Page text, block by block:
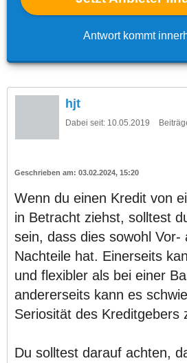
Antwort kommt
hjt
Dabei seit: 10.05.2019
03.02.2024, 15:20
Wenn du einen Kredit von
in Betracht ziehst, solltest
sein, dass dies sowohl Vor-
Nachteile hat. Einerseits
und flexibler als bei einer
andererseits kann es
Seriosität des Kreditgebers
Du solltest darauf achten,